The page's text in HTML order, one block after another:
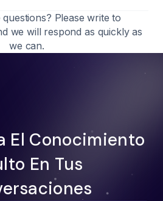
Please write to
we will respond as quickly as
we can.
El Conocimiento
En Tus